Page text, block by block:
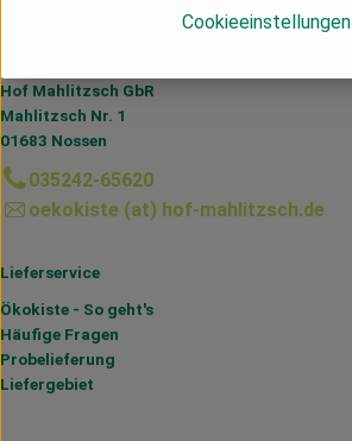
Hof Mahlitzsch GbR
Mahlitzsch Nr. 1
01683 Nossen
035242-65620
oekokiste (at) hof-mahlitzsch.de
Lieferservice
Ökokiste - So geht's
Häufige Fragen
Probelieferung
Liefergebiet
Cookieeinstellungen